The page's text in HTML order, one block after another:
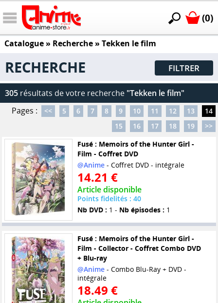
(0)
Catalogue» Recherche » Tekken le film
RECHERCHE FILTRER
305 résultats de votre recherche "Tekken le film"
Pages :
<< 5 6 7 8 9 10 11 12 13
14
15
16 17 18 19
>>
Fusé : Memoirs of the Hunter Girl -
Film - Coffret DVD
@Anime- Coffret DVD - intégrale
14.21 €
Article disponible
Points fidelités : 40
Nb DVD : 1 - Nb épisodes : 1
Fusé : Memoirs of the Hunter Girl -
Film - Collector - Coffret Combo DVD
+ Blu-ray
@Anime- Combo Blu-Ray + DVD -
intégrale
18.49 €